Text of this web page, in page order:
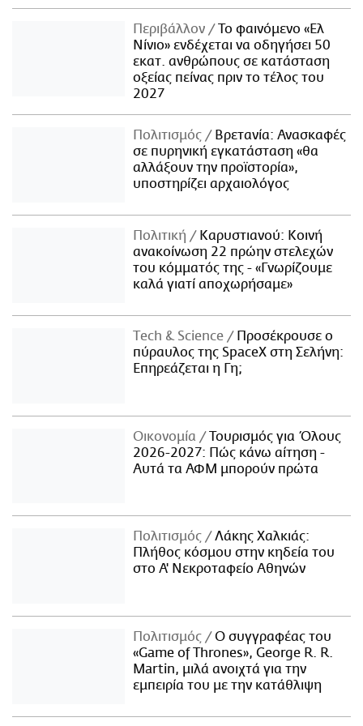
Περιβάλλον
Το φαινόμενο «Ελ
Νίνιο» ενδέχεται να οδηγήσει 50
εκατ. ανθρώπους σε κατάσταση
οξείας πείνας πριν το τέλος του
2027
Πολιτισμός
Βρετανία: Ανασκαφές
σε πυρηνική εγκατάσταση «θα
αλλάξουν την προϊστορία»,
υποστηρίζει αρχαιολόγος
Πολιτική
Καρυστιανού: Κοινή
ανακοίνωση 22 πρώην στελεχών
του κόμματός της - «Γνωρίζουμε
καλά γιατί αποχωρήσαμε»
Τech & Science
Προσέκρουσε ο
πύραυλος της SpaceX στη Σελήνη:
Επηρεάζεται η Γη;
Οικονομία
Τουρισμός για Όλους
2026-2027: Πώς κάνω αίτηση -
Αυτά τα ΑΦΜ μπορούν πρώτα
Πολιτισμός
Λάκης Χαλκιάς:
Πλήθος κόσμου στην κηδεία του
στο Α' Νεκροταφείο Αθηνών
Πολιτισμός
Ο συγγραφέας του
«Game of Thrones», George R. R.
Martin, μιλά ανοιχτά για την
εμπειρία του με την κατάθλιψη